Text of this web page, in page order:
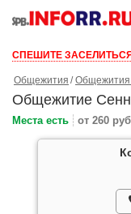
СПЕШИТЕ ЗАСЕЛИТЬСЯ
Общежития Общежития
Общежитие
Места есть от 260